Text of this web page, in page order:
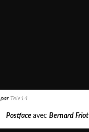
parTele14
Postface avec Bernard Friot